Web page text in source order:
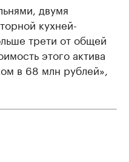
двумя
кухней-
трети от общей
этого актива
в 68 млн рублей»,